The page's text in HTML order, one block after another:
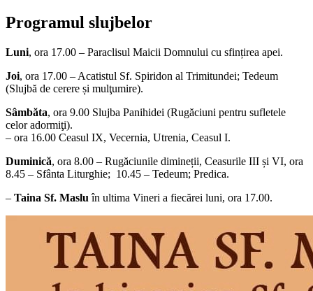
Programul slujbelor
Luni, ora 17.00 – Paraclisul Maicii Domnului cu sfințirea apei.
Joi, ora 17.00 – Acatistul Sf. Spiridon al Trimitundei; Tedeum
(Slujbă de cerere și mulţumire).
Sâmbăta, ora 9.00 Slujba Panihidei (Rugăciuni pentru sufletele
celor adormiţi).
– ora 16.00 Ceasul IX, Vecernia, Utrenia, Ceasul I.
Duminică, ora 8.00 – Rugăciunile dimineții, Ceasurile III și VI, ora
8.45 – Sfânta Liturghie; 10.45 – Tedeum; Predica.
– Taina Sf. Maslu în ultima Vineri a fiecărei luni, ora 17.00.